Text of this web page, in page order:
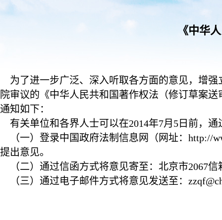
《中华
为了进一步广泛、深入听取各方面的意见，增
院审议的《中华人民共和国著作权法（修订草案
通知如下：
有关单位和各界人士可以在2014年7月5日前，
（一）登录中国政府法制信息网（网址：http://
提出意见。
（二）通过信函方式将意见寄至：北京市2067
（三）通过电子邮件方式将意见发送至：